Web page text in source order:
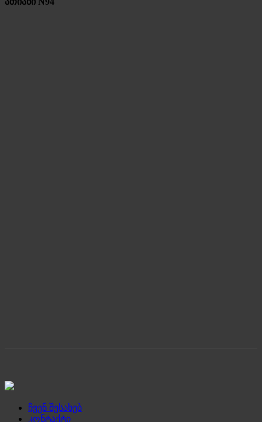
ჩვენ შესახებ
კონტაქტი